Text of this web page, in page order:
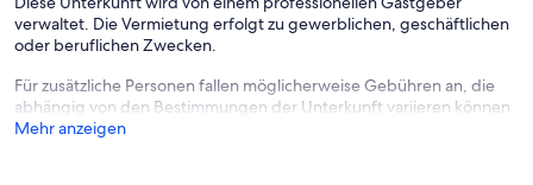
verwaltet. Die Vermietung erfolgt zu gewerblichen, geschäftlichen
oder beruflichen Zwecken.
Für zusätzliche Personen fallen möglicherweise Gebühren an, die
abhängig von den Bestimmungen der Unterkunft variieren können.
Mehr anzeigen